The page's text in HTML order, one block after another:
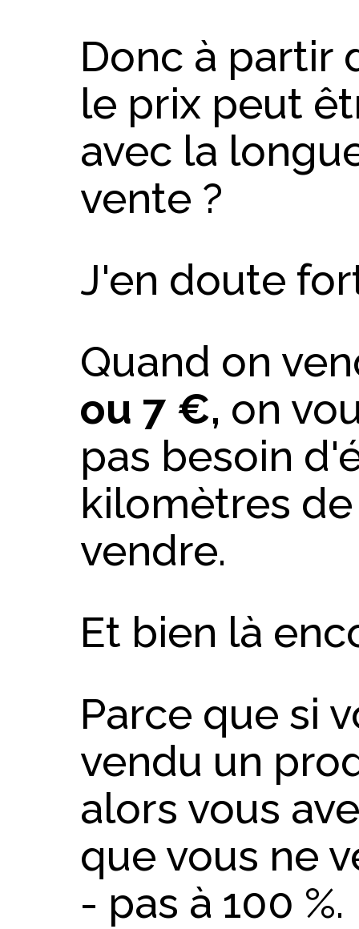
Donc à partir
le prix peut
avec la
vente ?
J'en doute
Quand on
ou 7 €, on
pas besoin
kilomètres
vendre.
Et bien là
Parce que si
vendu un
alors vous
que vous ne
- pas à 100 %.